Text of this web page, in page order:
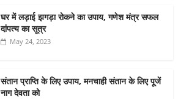
घर में लड़ाई झगड़ा रोकने का उपाय, गणेश मंत्र सफल
दांपत्य का सूत्र
May 24, 2023
संतान प्राप्ति के लिए उपाय, मनचाही संतान के लिए पूजें
नाग देवता को